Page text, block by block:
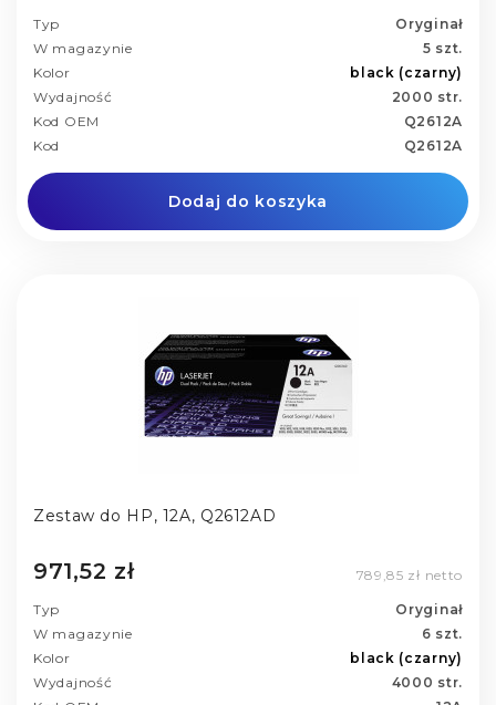
Typ
Oryginał
W magazynie
5 szt.
Kolor
black (czarny)
Wydajność
2000 str.
Kod OEM
Q2612A
Kod
Q2612A
Dodaj do koszyka
Zestaw do HP, 12A, Q2612AD
971,52 zł 789,85 zł netto
Typ
Oryginał
W magazynie
6 szt.
Kolor
black (czarny)
Wydajność
4000 str.